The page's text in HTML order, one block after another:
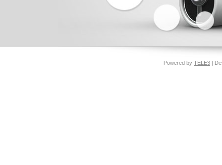
Powered by TELE3 |